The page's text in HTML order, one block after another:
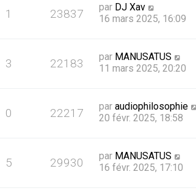
1 23837 par DJ Xav
16 mars 2025, 16:09
3 22183 par MANUSATUS
11 mars 2025, 20:20
0 22217 par audiophilosophie
20 févr. 2025, 18:58
5 29930 par MANUSATUS
16 févr. 2025, 17:10